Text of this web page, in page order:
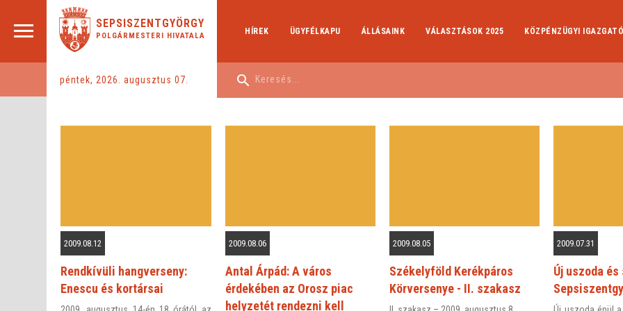
SEPSISZENTGYÖRGY
POLGÁRMESTERI HIVATALA
péntek, 2026. augusztus 07.
HÍREK ÜGYFÉLKAPU ÁLLÁSAINK VÁLASZTÁSOK 2025 KÖZPÉNZÜGYI
2009.08.12
Rendkívüli hangverseny:
Enescu és kortársai
2009.08.06
Antal Árpád: A város
érdekében az Orosz piac
helyzetét rendezni kell
2009.08.05
Székelyföld Kerékpáros
Körversenye - II. szakasz
2009.07.31
Új uszoda